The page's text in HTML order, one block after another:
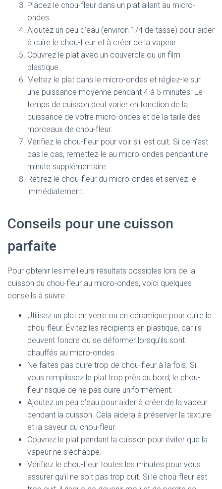
Placez le chou-fleur dans un plat allant au micro-
ondes.
Ajoutez un peu d’eau (environ 1/4 de tasse) pour aider
à cuire le chou-fleur et à créer de la vapeur.
Couvrez le plat avec un couvercle ou un film
plastique.
Mettez le plat dans le micro-ondes et réglez-le sur
une puissance moyenne pendant 4 à 5 minutes. Le
temps de cuisson peut varier en fonction de la
puissance de votre micro-ondes et de la taille des
morceaux de chou-fleur.
Vérifiez le chou-fleur pour voir s’il est cuit. Si ce n’est
pas le cas, remettez-le au micro-ondes pendant une
minute supplémentaire.
Retirez le chou-fleur du micro-ondes et servez-le
immédiatement.
Conseils pour une cuisson
parfaite
Pour obtenir les meilleurs résultats possibles lors de la
cuisson du chou-fleur au micro-ondes, voici quelques
conseils à suivre :
Utilisez un plat en verre ou en céramique pour cuire le
chou-fleur. Évitez les récipients en plastique, car ils
peuvent fondre ou se déformer lorsqu’ils sont
chauffés au micro-ondes.
Ne faites pas cuire trop de chou-fleur à la fois. Si
vous remplissez le plat trop près du bord, le chou-
fleur risque de ne pas cuire uniformément.
Ajoutez un peu d’eau pour aider à créer de la vapeur
pendant la cuisson. Cela aidera à préserver la texture
et la saveur du chou-fleur.
Couvrez le plat pendant la cuisson pour éviter que la
vapeur ne s’échappe.
Vérifiez le chou-fleur toutes les minutes pour vous
assurer qu’il ne soit pas trop cuit. Si le chou-fleur est